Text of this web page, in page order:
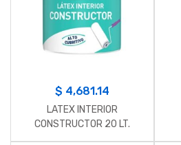
$ 4,681.14
LATEX INTERIOR
CONSTRUCTOR 20 LT.